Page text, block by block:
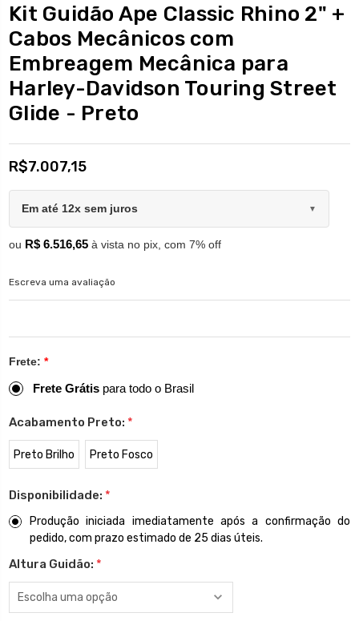
Kit Guidão Ape Classic Rhino 2" +
Cabos Mecânicos com
Embreagem Mecânica para
Harley-Davidson Touring Street
Glide - Preto
R$7.007,15
Em até 12x sem juros ▼
ou R$ 6.516,65 à vista no pix, com 7% off
Escreva uma avaliação
Frete: *
Frete Grátis para todo o Brasil
Acabamento Preto: *
Preto Brilho Preto Fosco
Disponibilidade: *
Produção iniciada imediatamente após a confirmação do
pedido, com prazo estimado de 25 dias úteis.
Altura Guidão: *